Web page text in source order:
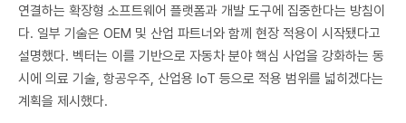
연결하는 확장형 소프트웨어 플랫폼과 개발 도구에 집중한다는 방침이
다. 일부 기술은 OEM 및 산업 파트너와 함께 현장 적용이 시작됐다고
설명했다. 벡터는 이를 기반으로 자동차 분야 핵심 사업을 강화하는 동
시에 의료 기술, 항공우주, 산업용 IoT 등으로 적용 범위를 넓히겠다는
계획을 제시했다.